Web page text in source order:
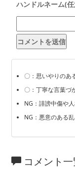
〇：思いやりのあ
〇：丁寧な言葉づ
NG：誹謗中傷や
NG：悪意のある
コメント